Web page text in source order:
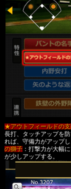
★アウトフィールドの
長打、タッチアップを防
れば、守備力がアップ
の獅子：打撃力が大幅
が少しアップする。